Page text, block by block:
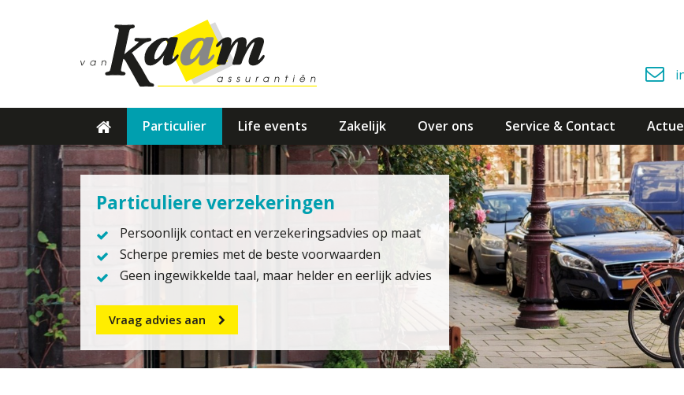
Particulier Life events Zakelijk Over ons Service & Contact
Particuliere verzekeringen
Persoonlijk contact en verzekeringsadvies op maat
Scherpe premies met de beste voorwaarden
Geen ingewikkelde taal, maar helder en eerlijk advies
Vraag advies aan